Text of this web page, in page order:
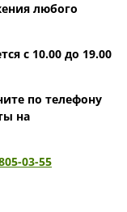
любого
с 10.00 до 19.00
по телефону
на
03-55